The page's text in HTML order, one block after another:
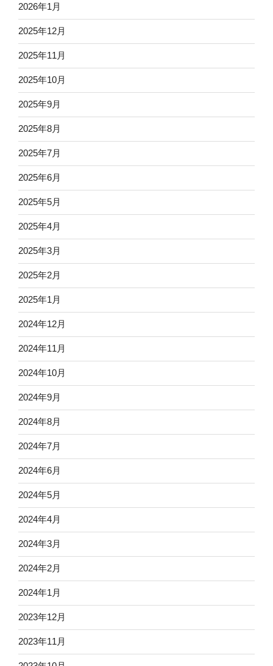
2026年1月
2025年12月
2025年11月
2025年10月
2025年9月
2025年8月
2025年7月
2025年6月
2025年5月
2025年4月
2025年3月
2025年2月
2025年1月
2024年12月
2024年11月
2024年10月
2024年9月
2024年8月
2024年7月
2024年6月
2024年5月
2024年4月
2024年3月
2024年2月
2024年1月
2023年12月
2023年11月